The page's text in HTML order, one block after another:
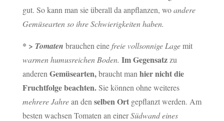
gut. So kann man sie überall da anpflanzen, woandere
Gemüsearten so ihre Schwierigkeiten haben.
* > Tomaten brauchen einefreie vollsonnige Lagemit
warmen humusreichen Boden. Im Gegensatzzu
anderen Gemüsearten,braucht man hier nicht die
Fruchtfolge beachten.Sie können ohne weiteres
mehrere Jahrean denselben Ortgepflanzt werden. Am
besten wachsen Tomaten an einerSüdwand eines